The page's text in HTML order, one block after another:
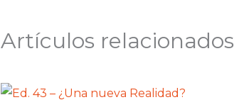
Artículos relacionados